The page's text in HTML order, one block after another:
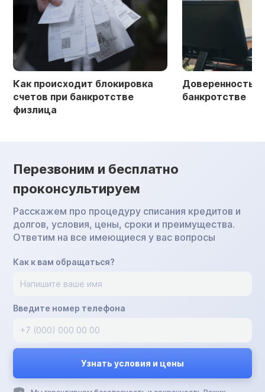
Как происходит блокировка
счетов при банкротстве
физлица
Доверенность
банкротстве
Перезвоним и бесплатно
проконсультируем
Расскажем про процедуру списания кредитов и
долгов, условия, цены, сроки и преимущества.
Ответим на все имеющиеся у вас вопросы
Как к вам обращаться?
Введите номер телефона